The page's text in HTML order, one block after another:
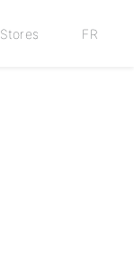
Stores FR